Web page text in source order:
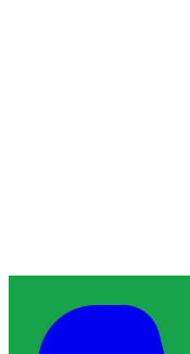
À propos de
L'artisan de confiance